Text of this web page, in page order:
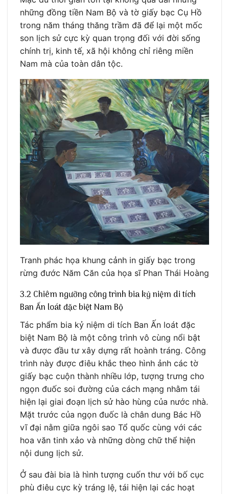
những đồng tiền Nam Bộ và tờ giấy bạc Cụ Hồ
trong năm tháng thăng trầm đã để lại một mốc
son lịch sử cực kỳ quan trọng đối với đời sống
chính trị, kinh tế, xã hội không chỉ riêng miền
Nam mà của toàn dân tộc.
Tranh phác họa khung cảnh in giấy bạc trong
rừng đước Năm Căn của họa sĩ Phan Thái Hoàng
3.2 Chiêm ngưỡng công trình bia kỷ niệm di tích
Ban Ấn loát đặc biệt Nam Bộ
Tác phẩm bia kỷ niệm di tích Ban Ấn loát đặc
biệt Nam Bộ là một công trình vô cùng nổi bật
và được đầu tư xây dựng rất hoành tráng. Công
trình này được điêu khắc theo hình ảnh các tờ
giấy bạc cuộn thành nhiều lớp, tượng trưng cho
ngọn đuốc soi đường của cách mạng nhằm tái
hiện lại giai đoạn lịch sử hào hùng của nước nhà.
Mặt trước của ngọn đuốc là chân dung Bác Hồ
vĩ đại nằm giữa ngôi sao Tổ quốc cùng với các
hoa văn tinh xảo và những dòng chữ thể hiện
nội dung lịch sử.
Ở sau đài bia là hình tượng cuốn thư với bố cục
phù điêu cực kỳ tráng lệ, tái hiện lại các hoạt